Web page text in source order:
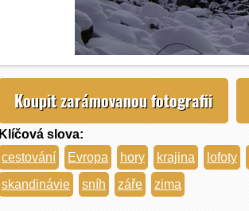
Koupit zarámovanou fotografii
Klíčová slova:
cestování
Evropa hory krajina lofoty
skandinávie
sníh záře zima